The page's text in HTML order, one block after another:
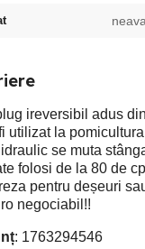
ireversibil adus
utilizat la
se muta
folosi de la 80 de
pentru deșeuri
negociabil!!
: 1763294546